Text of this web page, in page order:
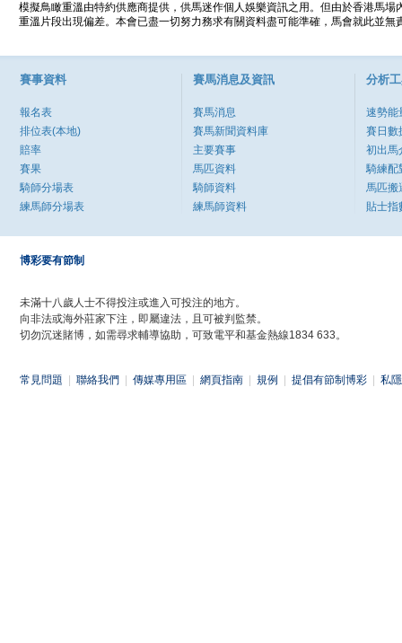
模擬鳥瞰重溫由特約供應商提供，供馬迷作個人娛樂資訊之用。但由於香港馬
重溫片段出現偏差。本會已盡一切努力務求有關資料盡可能準確，馬會就此並
賽事資料
報名表
排位表(本地)
賠率
賽果
騎師分場表
練馬師分場表
賽馬消息及資訊
賽馬消息
賽馬新聞資料庫
主要賽事
馬匹資料
騎師資料
練馬師資料
分析
速勢能
賽日數
初出馬
騎練配
馬匹搬
貼士指
博彩要有節制
未滿十八歲人士不得投注或進入可投注的地方。
向非法或海外莊家下注，即屬違法，且可被判監禁。
切勿沉迷賭博，如需尋求輔導協助，可致電平和基金熱線1834 633。
常見問題 聯絡我們 傳媒專用區 網頁指南 規例 提倡有節制博彩 私